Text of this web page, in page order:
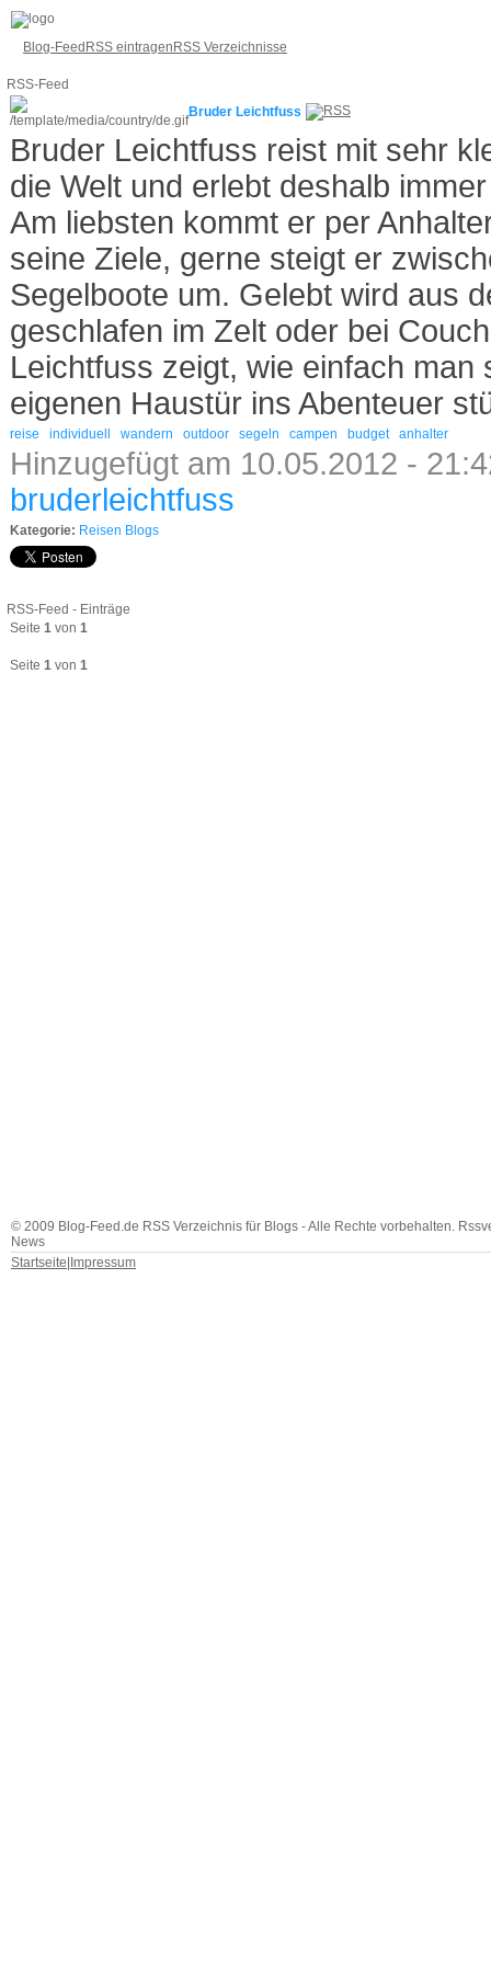
Blog-Feed RSS eintragen RSS Verzeichnisse
RSS-Feed
Bruder Leichtfuss
Bruder Leichtfuss reist mit sehr
die Welt und erlebt deshalb
Am liebsten kommt er per
seine Ziele, gerne steigt er
Segelboote um. Gelebt wird aus
geschlafen im Zelt oder bei
Leichtfuss zeigt, wie einfach man
eigenen Haustür ins Abenteuer
reise individuell wandern outdoor segeln campen budget anhalter
Hinzugefügt am 10.05.2012 -
bruderleichtfuss
Kategorie: Reisen Blogs
RSS-Feed - Einträge
Seite 1 von 1
Seite 1 von 1
© 2009 Blog-Feed.de RSS Verzeichnis für Blogs - Alle Rechte vorbehalten.
News
Startseite Impressum